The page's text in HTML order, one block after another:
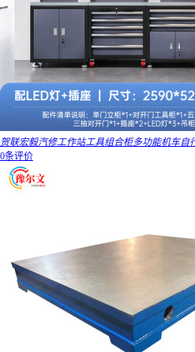
贺联宏毅汽修工作站工具组合柜多功能机车自
0条评价